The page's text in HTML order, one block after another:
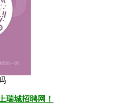
瑞城招聘网！